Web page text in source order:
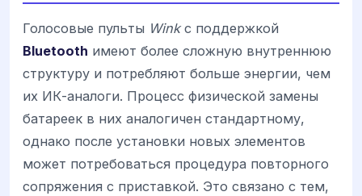
Голосовые пульты Winkс поддержкой
Bluetooth имеют более сложную внутреннюю
структуру и потребляют больше энергии, чем
их ИК-аналоги. Процесс физической замены
батареек в них аналогичен стандартному,
однако после установки новых элементов
может потребоваться процедура повторного
сопряжения с приставкой. Это связано с тем,